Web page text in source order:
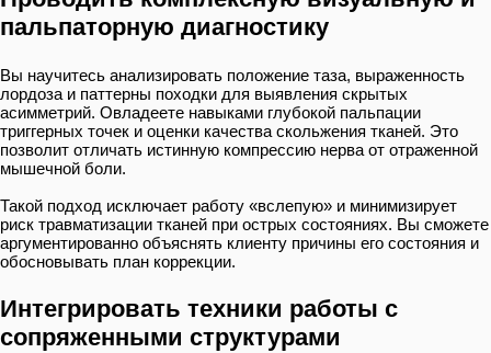
пальпаторную диагностику
Вы научитесь анализировать положение таза, выраженность
лордоза и паттерны походки для выявления скрытых
асимметрий. Овладеете навыками глубокой пальпации
триггерных точек и оценки качества скольжения тканей. Это
позволит отличать истинную компрессию нерва от отраженной
мышечной боли.
Такой подход исключает работу «вслепую» и минимизирует
риск травматизации тканей при острых состояниях. Вы сможете
аргументированно объяснять клиенту причины его состояния и
обосновывать план коррекции.
Интегрировать техники работы с
сопряженными структурами